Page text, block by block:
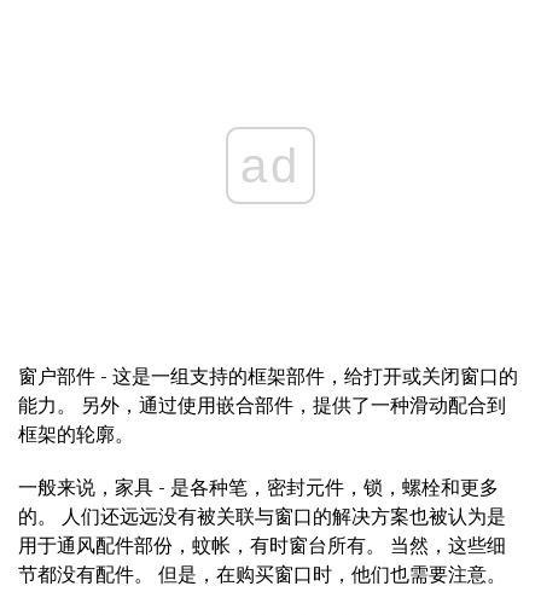
ad
窗户部件 - 这是一组支持的框架部件，给打开或关闭窗口的
能力。 另外，通过使用嵌合部件，提供了一种滑动配合到
框架的轮廓。
一般来说，家具 - 是各种笔，密封元件，锁，螺栓和更多
的。 人们还远远没有被关联与窗口的解决方案也被认为是
用于通风配件部份，蚊帐，有时窗台所有。 当然，这些细
节都没有配件。 但是，在购买窗口时，他们也需要注意。